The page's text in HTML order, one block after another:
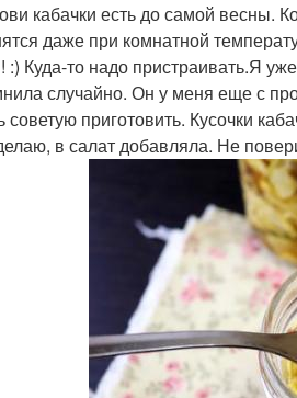
кабачки есть до самой весны.
даже при комнатной
:) Куда-то надо пристраивать.Я
случайно. Он у меня еще с
советую приготовить. Кусочки
в салат добавляла. Не